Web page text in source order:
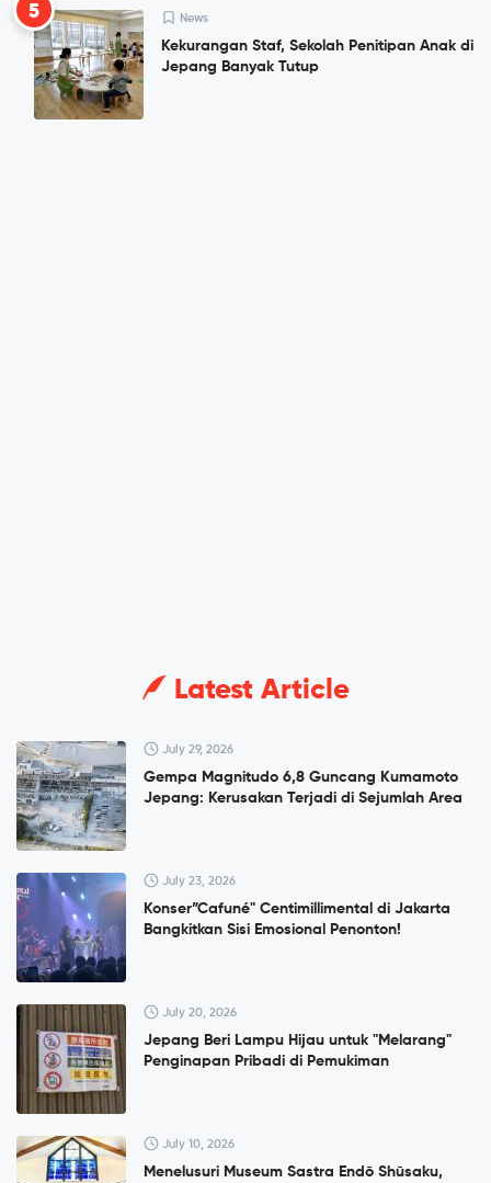
5 News
Kekurangan Staf, Sekolah Penitipan Anak di
Jepang Banyak Tutup
Latest Article
July 29, 2026
Gempa Magnitudo 6,8 Guncang Kumamoto
Jepang: Kerusakan Terjadi di Sejumlah Area
July 23, 2026
Konser”Cafuné" Centimillimental di Jakarta
Bangkitkan Sisi Emosional Penonton!
July 20, 2026
Jepang Beri Lampu Hijau untuk "Melarang"
Penginapan Pribadi di Pemukiman
July 10, 2026
Menelusuri Museum Sastra Endō Shūsaku,